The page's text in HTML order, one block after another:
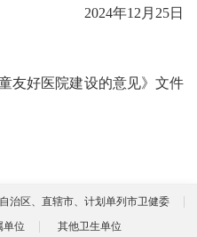
2024年12月25日
友好医院建设的意见》文件
治区、直辖市、计划单列市卫健委
单位 其他卫生单位